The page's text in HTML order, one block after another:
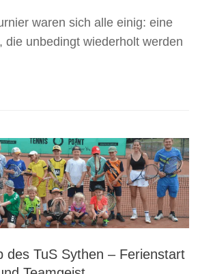
waren sich alle einig: eine
die unbedingt wiederholt werden
des TuS Sythen – Ferienstart